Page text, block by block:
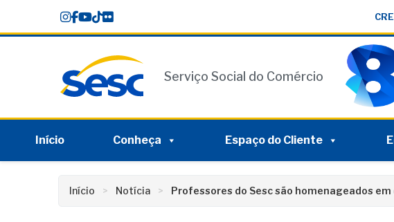
content
Serviço Social do Comércio
Início Conheça Espaço do Cliente
Início Notícia Professores do Sesc são homenageados